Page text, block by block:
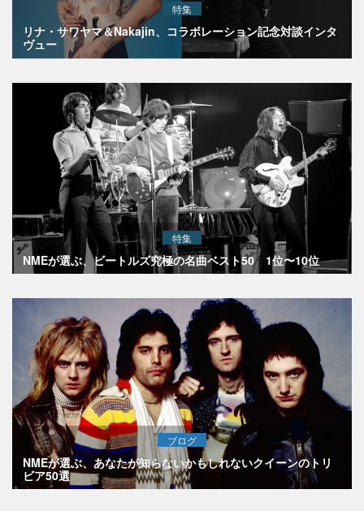
特集
リナ・サワヤマ＆Nakajin、コラボレーション記念対談インタ
ヴュー
特集
NMEが選ぶ、ビートルズ究極の名曲ベスト50 1位〜10位
ブログ
NMEが選ぶ、あなたが知らないかもしれないクイーンのトリ
ビア50選